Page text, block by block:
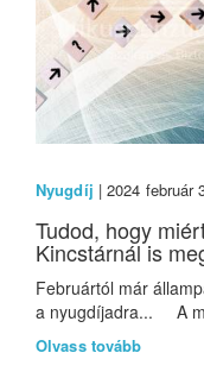
Nyugdíj | 2024 február
Tudod, hogy
Kincstárnál is
Februártól már
a nyugdíjadra... A
Olvass tovább